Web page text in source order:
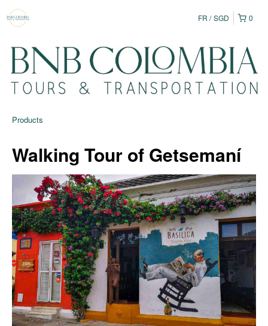
0
FR SGD
Products
Walking Tour of Getsemaní